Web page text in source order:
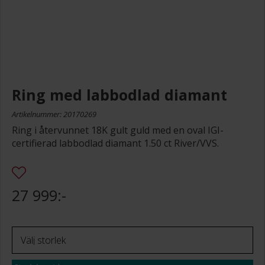
Ring med labbodlad diamant
Artikelnummer: 20170269
Ring i återvunnet 18K gult guld med en oval IGI-
certifierad labbodlad diamant 1.50 ct River/VVS.
27 999:-